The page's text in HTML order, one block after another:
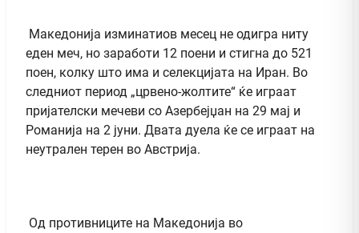
Македонија изминатиов месец не одигра ниту
еден меч, но заработи 12 поени и стигна до 521
поен, колку што има и селекцијата на Иран. Во
следниот период „црвено-жолтите“ ќе играат
пријателски мечеви со Азербејџан на 29 мај и
Романија на 2 јуни. Двата дуела ќе се играат на
неутрален терен во Австрија.
Од противниците на Македонија во